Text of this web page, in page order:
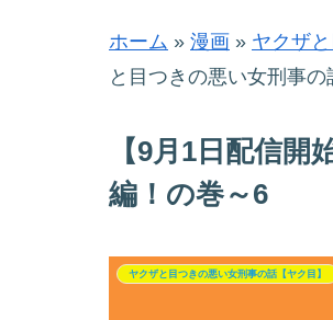
ホーム » 漫画 » ヤクザ
と目つきの悪い女刑事
【9月1日配信
編！の巻～6
ヤクザと目つきの悪い女刑事の話【ヤク目】